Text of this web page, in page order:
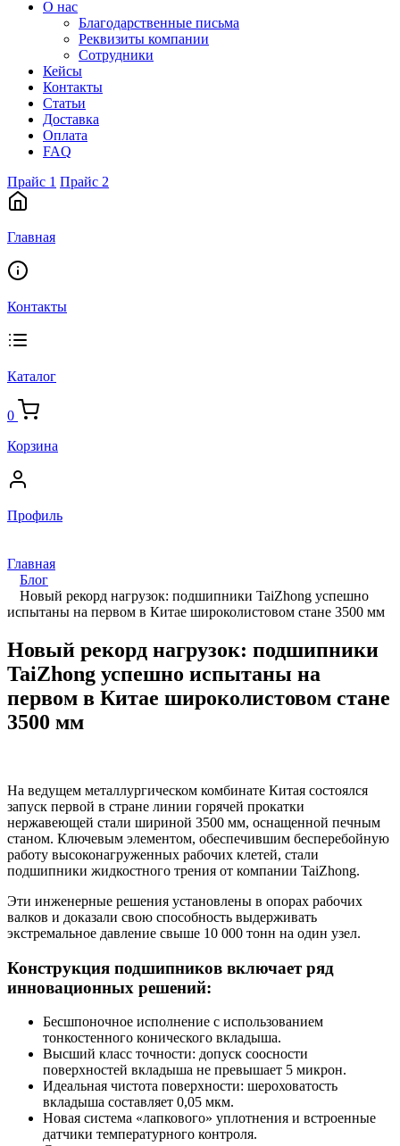
О нас
Благодарственные письма
Реквизиты компании
Сотрудники
Кейсы
Контакты
Статьи
Доставка
Оплата
FAQ
Прайс 1 Прайс 2
Главная
Контакты
Каталог
0
Корзина
Профиль
Главная
Блог
Новый рекорд нагрузок: подшипники TaiZhong успешно
испытаны на первом в Китае широколистовом стане 3500 мм
Новый рекорд нагрузок: подшипники
TaiZhong успешно испытаны на
первом в Китае широколистовом стане
3500 мм
На ведущем металлургическом комбинате Китая состоялся
запуск первой в стране линии горячей прокатки
нержавеющей стали шириной 3500 мм, оснащенной печным
станом. Ключевым элементом, обеспечившим бесперебойную
работу высоконагруженных рабочих клетей, стали
подшипники жидкостного трения от компании TaiZhong.
Эти инженерные решения установлены в опорах рабочих
валков и доказали свою способность выдерживать
экстремальное давление свыше 10 000 тонн на один узел.
Конструкция подшипников включает ряд
инновационных решений:
Бесшпоночное исполнение с использованием
тонкостенного конического вкладыша.
Высший класс точности: допуск соосности
поверхностей вкладыша не превышает 5 микрон.
Идеальная чистота поверхности: шероховатость
вкладыша составляет 0,05 мкм.
Новая система «лапкового» уплотнения и встроенные
датчики температурного контроля.